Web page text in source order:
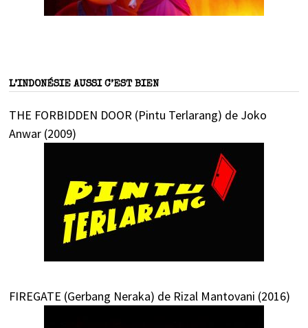
L’INDONÉSIE AUSSI C’EST BIEN
THE FORBIDDEN DOOR (Pintu Terlarang) de Joko
Anwar (2009)
FIREGATE (Gerbang Neraka) de Rizal Mantovani (2016)